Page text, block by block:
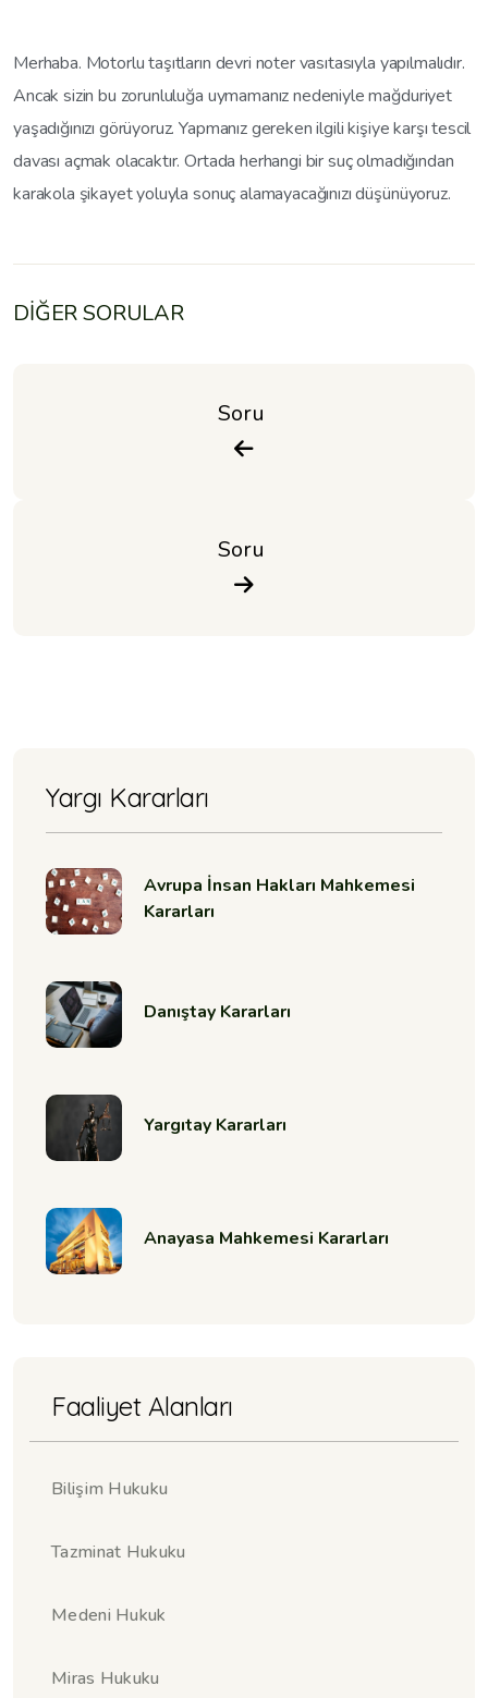
Merhaba. Motorlu taşıtların devri noter vasıtasıyla yapılmalıdır.
Ancak sizin bu zorunluluğa uymamanız nedeniyle mağduriyet
yaşadığınızı görüyoruz. Yapmanız gereken ilgili kişiye karşı tescil
davası açmak olacaktır. Ortada herhangi bir suç olmadığından
karakola şikayet yoluyla sonuç alamayacağınızı düşünüyoruz.
DİĞER SORULAR
Soru
Soru
Yargı Kararları
Avrupa İnsan Hakları Mahkemesi
Kararları
Danıştay Kararları
Yargıtay Kararları
Anayasa Mahkemesi Kararları
Faaliyet Alanları
Bilişim Hukuku
Tazminat Hukuku
Medeni Hukuk
Miras Hukuku